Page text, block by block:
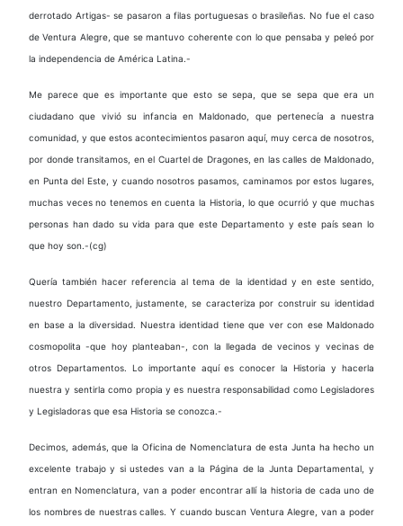
derrotado Artigas- se pasaron a filas portuguesas o brasileñas. No fue el caso
de Ventura Alegre, que se mantuvo coherente con lo que pensaba y peleó por
la independencia de América Latina.-
Me parece que es importante que esto se sepa, que se sepa que era un
ciudadano que vivió su infancia en Maldonado, que pertenecía a nuestra
comunidad, y que estos acontecimientos pasaron aquí, muy cerca de nosotros,
por donde transitamos, en el Cuartel de Dragones, en las calles de Maldonado,
en Punta del Este, y cuando nosotros pasamos, caminamos por estos lugares,
muchas veces no tenemos en cuenta la Historia, lo que ocurrió y que muchas
personas han dado su vida para que este Departamento y este país sean lo
que hoy son.-(cg)
Quería también hacer referencia al tema de la identidad y en este sentido,
nuestro Departamento, justamente, se caracteriza por construir su identidad
en base a la diversidad. Nuestra identidad tiene que ver con ese Maldonado
cosmopolita -que hoy planteaban-, con la llegada de vecinos y vecinas de
otros Departamentos. Lo importante aquí es conocer la Historia y hacerla
nuestra y sentirla como propia y es nuestra responsabilidad como Legisladores
y Legisladoras que esa Historia se conozca.-
Decimos, además, que la Oficina de Nomenclatura de esta Junta ha hecho un
excelente trabajo y si ustedes van a la Página de la Junta Departamental, y
entran en Nomenclatura, van a poder encontrar allí la historia de cada uno de
los nombres de nuestras calles. Y cuando buscan Ventura Alegre, van a poder